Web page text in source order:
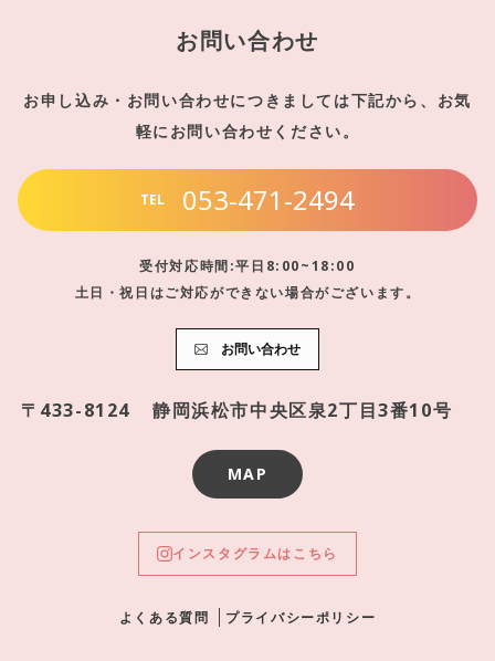
お問い合わせ
お申し込み・お問い合わせにつきましては下記から、お気
軽にお問い合わせください。
TEL 053-471-2494
受付対応時間:平日8:00~18:00
土日・祝日はご対応ができない場合がございます。
お問い合わせ
〒433-8124 静岡浜松市中央区泉2丁目3番10号
MAP
インスタグラムはこちら
よくある質問 プライバシーポリシー